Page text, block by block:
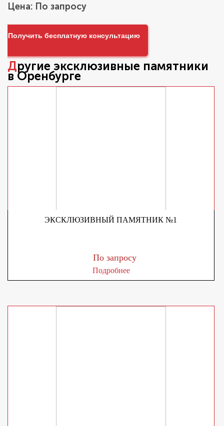
Цена: По запросу
Получить бесплатную консультацию
Другие эксклюзивные памятники
в Оренбурге
ЭКСКЛЮЗИВНЫЙ ПАМЯТНИК №1
По запросу
Подробнее